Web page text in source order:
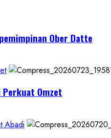
Ober Datte
Omzet
Abadi